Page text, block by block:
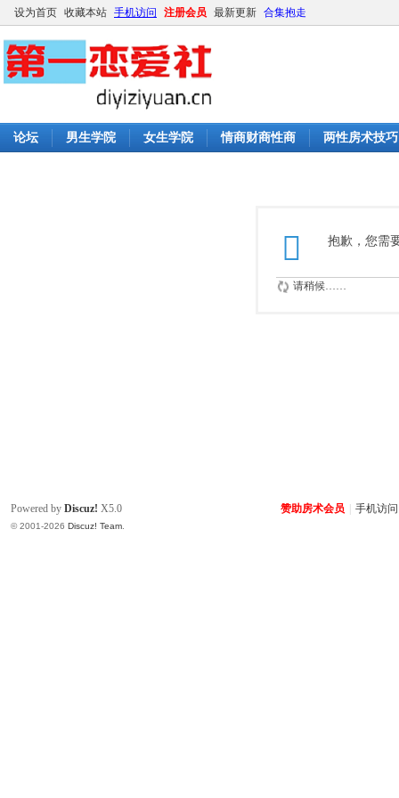
设为首页 收藏本站 手机访问 注册会员 最新更新 合集抱走
论坛 男生学院 女生学院 情商财商性商 两性房术技巧
抱歉，您需
请稍候……
赞助房术会员 手机访问
Powered by Discuz! X5.0
© 2001-2026 Discuz! Team